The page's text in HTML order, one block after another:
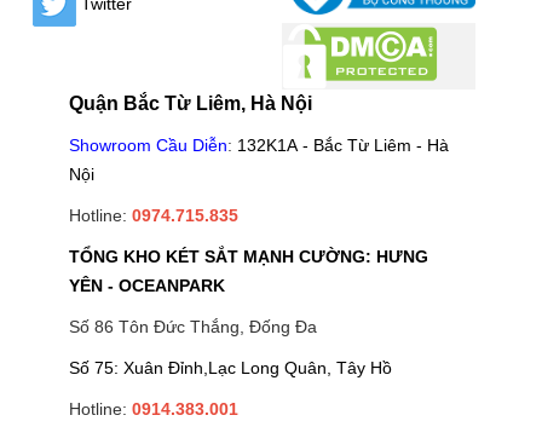
Quận Bắc Từ Liêm, Hà Nội
Showroom Cầu Diễn: 132K1A - Bắc Từ Liêm - Hà
Nội
Hotline: 0974.715.835
TỔNG KHO KÉT SẮT MẠNH CƯỜNG: HƯNG
YÊN - OCEANPARK
Số 86 Tôn Đức Thắng, Đống Đa
Số 75: Xuân Đỉnh,Lạc Long Quân, Tây Hồ
Hotline: 0914.383.001